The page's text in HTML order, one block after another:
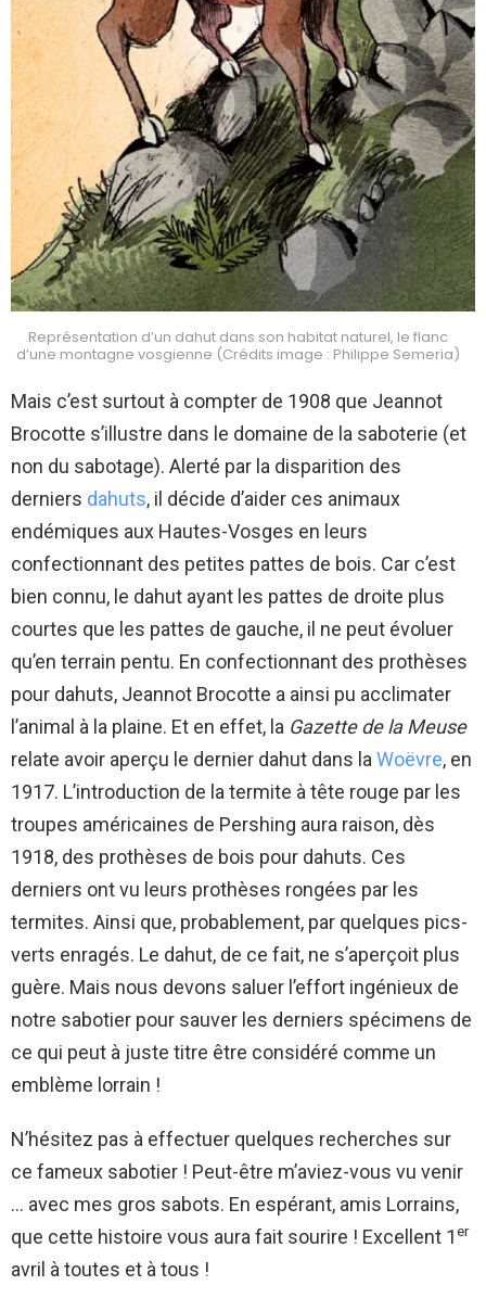
Représentation d’un dahut dans son habitat naturel, le flanc
d’une montagne vosgienne (Crédits image : Philippe Semeria)
Mais c’est surtout à compter de 1908 que Jeannot
Brocotte s’illustre dans le domaine de la saboterie (et
non du sabotage). Alerté par la disparition des
derniers dahuts, il décide d’aider ces animaux
endémiques aux Hautes-Vosges en leurs
confectionnant des petites pattes de bois. Car c’est
bien connu, le dahut ayant les pattes de droite plus
courtes que les pattes de gauche, il ne peut évoluer
qu’en terrain pentu. En confectionnant des prothèses
pour dahuts, Jeannot Brocotte a ainsi pu acclimater
l’animal à la plaine. Et en effet, la Gazette de la Meuse
relate avoir aperçu le dernier dahut dans la Woëvre, en
1917. L’introduction de la termite à tête rouge par les
troupes américaines de Pershing aura raison, dès
1918, des prothèses de bois pour dahuts. Ces
derniers ont vu leurs prothèses rongées par les
termites. Ainsi que, probablement, par quelques pics-
verts enragés. Le dahut, de ce fait, ne s’aperçoit plus
guère. Mais nous devons saluer l’effort ingénieux de
notre sabotier pour sauver les derniers spécimens de
ce qui peut à juste titre être considéré comme un
emblème lorrain !
N’hésitez pas à effectuer quelques recherches sur
ce fameux sabotier ! Peut-être m’aviez-vous vu venir
… avec mes gros sabots. En espérant, amis Lorrains,
que cette histoire vous aura fait sourire ! Excellent 1er
avril à toutes et à tous !